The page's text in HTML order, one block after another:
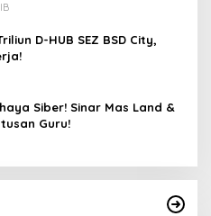
D-HUB SEZ BSD City,
Siber! Sinar Mas Land &
Guru!